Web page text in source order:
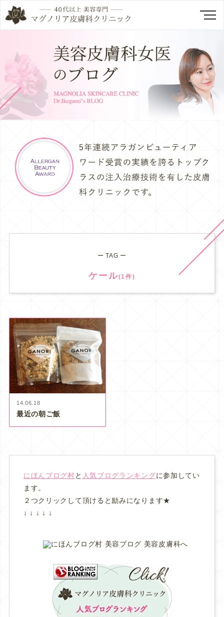
ー TAG ー
ケール(1件)
14.06.18
最近の朝ご飯
にほんブログ村と 人気ブログランキングに参加してい
ます。
２つクリックして頂けると励みになります★
↓ ↓ ↓ ↓ ↓